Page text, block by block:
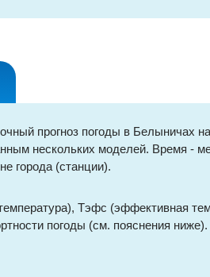
прогноз погоды в Белыничах
нескольких моделей. Время -
города (станции).
Тэфс (эффективная
погоды (см. пояснения ниже).